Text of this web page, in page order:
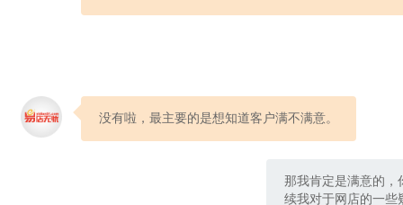
没有啦，最主要的是想知道客户满不满意。
那我肯定是满意的，
续我对于网店的一些